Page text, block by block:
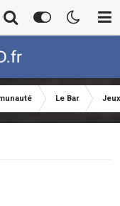
Le Bar